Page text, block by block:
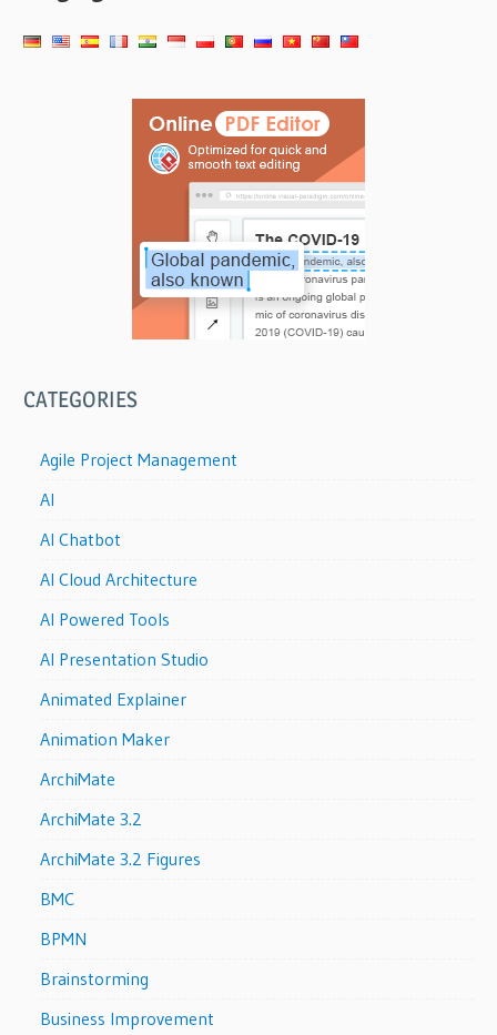
ビ
ゲ
稿:
CATEGORIES
Agile Project Management
AI
AI Chatbot
AI Cloud Architecture
AI Powered Tools
AI Presentation Studio
Animated Explainer
Animation Maker
ArchiMate
ArchiMate 3.2
ArchiMate 3.2 Figures
BMC
BPMN
Brainstorming
Business Improvement